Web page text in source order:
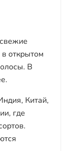
открытом
В
Китай,
где